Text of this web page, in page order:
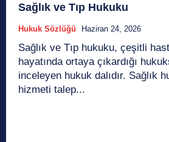
Sağlık ve Tıp Hukuku
Hukuk Sözlüğü Haziran 24, 2026
Sağlık ve Tıp hukuku, çeşitli
hayatında ortaya çıkardığı
inceleyen hukuk dalıdır. Sağlık
hizmeti talep...